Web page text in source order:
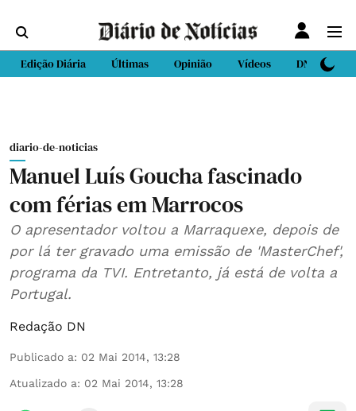
Edição Diária Últimas Opinião Vídeos DN Sport
diario-de-noticias
Manuel Luís Goucha fascinado
com férias em Marrocos
O apresentador voltou a Marraquexe, depois de
por lá ter gravado uma emissão de 'MasterChef',
programa da TVI. Entretanto, já está de volta a
Portugal.
Redação DN
Publicado a: 02 Mai 2014, 13:28
Atualizado a: 02 Mai 2014, 13:28